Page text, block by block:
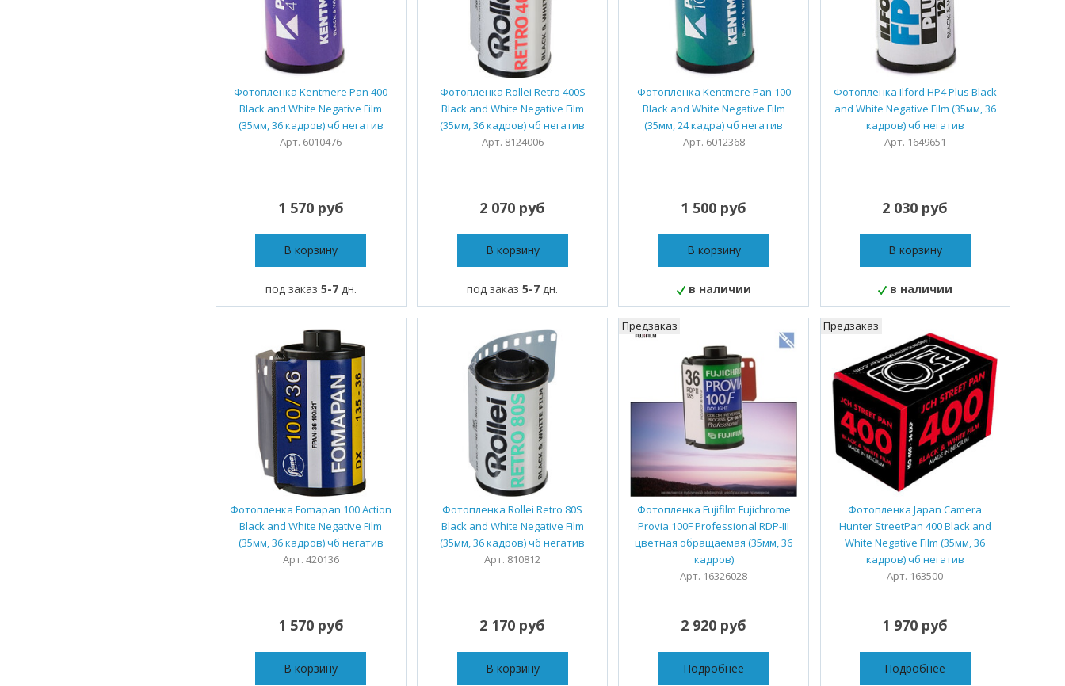
Фотопленка Kentmere Pan 400
Black and White Negative Film
(35мм, 36 кадров) чб негатив
Арт. 6010476
1 570 руб
В корзину
под заказ 5-7дн.
Фотопленка Rollei Retro 400S
Black and White Negative Film
(35мм, 36 кадров) чб негатив
Арт. 8124006
2 070 руб
В корзину
под заказ5-7 дн.
Фотопленка Kentmere Pan 100
Black and White Negative Film
(35мм, 24 кадра) чб негатив
Арт. 6012368
1 500 руб
В корзину
в наличии
Фотопленка Ilford HP4 Plus Black
and White Negative Film (35мм, 36
кадров) чб негатив
Арт. 1649651
2 030 руб
В корзину
в наличии
Фотопленка Fomapan 100 Action
Black and White Negative Film
(35мм, 36 кадров) чб негатив
Арт. 420136
1 570 руб
В корзину
Фотопленка Rollei Retro 80S
Black and White Negative Film
(35мм, 36 кадров) чб негатив
Арт. 810812
2 170 руб
В корзину
Фотопленка Fujifilm Fujichrome
Provia 100F Professional RDP-III
цветная обращаемая (35мм, 36
кадров)
Арт. 16326028
Предзаказ
2 920 руб
Подробнее
Фотопленка Japan Camera
Hunter StreetPan 400 Black and
White Negative Film (35мм, 36
кадров) чб негатив
Арт. 163500
Предзаказ
1 970 руб
Подробнее